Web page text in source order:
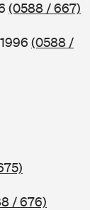
(0588 / 667)
(0588 /
/ 676)